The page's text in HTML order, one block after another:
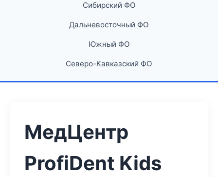
Сибирский ФО
Дальневосточный ФО
Южный ФО
Северо-Кавказский ФО
МедЦентр
ProfiDent Kids